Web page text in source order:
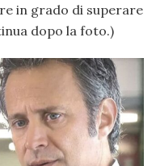
in grado di superare
dopo la foto.)